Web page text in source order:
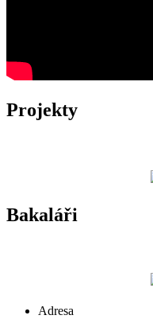
Projekty
Bakaláři
Adresa